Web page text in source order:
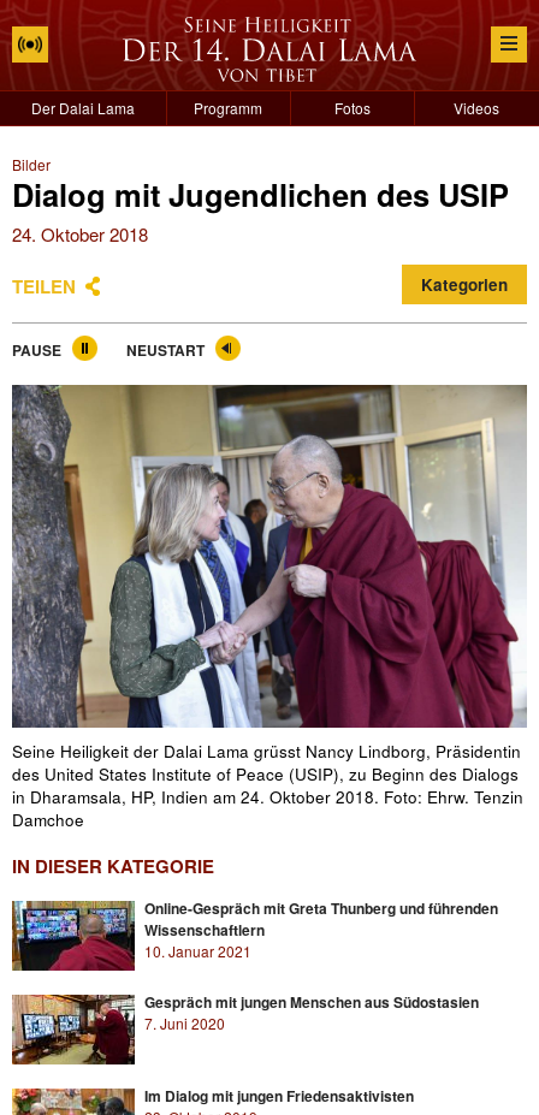
Der Dalai Lama Programm Fotos Videos
Bilder
Dialog mit Jugendlichen des USIP
24. Oktober 2018
TEILEN Kategorien
PAUSE NEUSTART
Seine Heiligkeit der Dalai Lama grüsst Nancy Lindborg, Präsidentin
des United States Institute of Peace (USIP), zu Beginn des Dialogs
in Dharamsala, HP, Indien am 24. Oktober 2018. Foto: Ehrw. Tenzin
Damchoe
IN DIESER KATEGORIE
Online-Gespräch mit Greta Thunberg und führenden
Wissenschaftlern
10. Januar 2021
Gespräch mit jungen Menschen aus Südostasien
7. Juni 2020
Im Dialog mit jungen Friedensaktivisten